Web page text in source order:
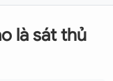
là sát thủ